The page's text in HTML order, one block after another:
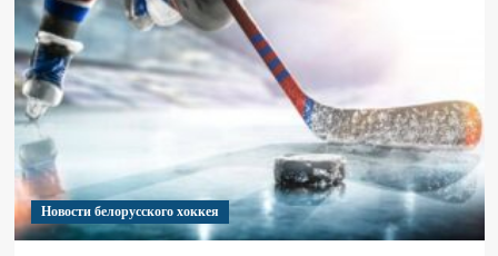
Новости белорусского хоккея